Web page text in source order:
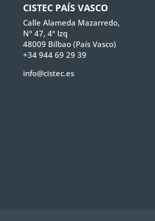
CISTEC PAÍS VASCO
Calle Alameda Mazarredo,
Nº 47, 4º Izq
48009 Bilbao (País Vasco)
+34 944 69 29 39
info@cistec.es